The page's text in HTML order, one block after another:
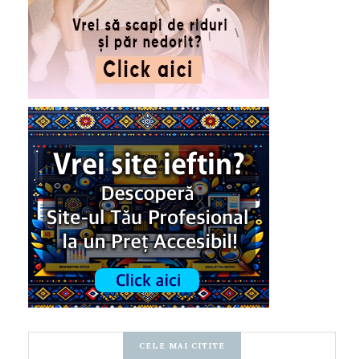
CELE MAI CITITE